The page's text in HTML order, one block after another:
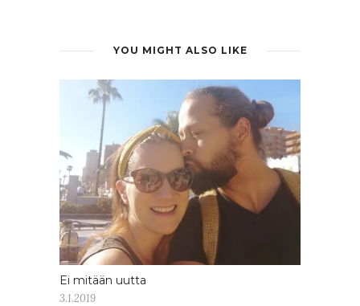
YOU MIGHT ALSO LIKE
Ei mitään uutta
3.1.2019